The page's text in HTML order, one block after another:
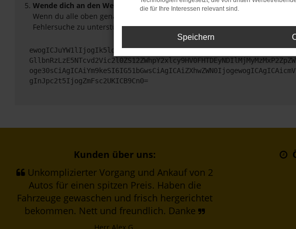
Wende dich an den Webseitenbetreiber.
Wenn du alle oben genannten Schritte versucht hast, kontaktiere uns
Fehlersuche zu unterstützen:
gInJpc2t5IjogZmFsc2UKICB9Cn0=
Kunden über uns:
Unkomplizierter Vorgang und Ankauf von 2
Autos für einen spitzen Preis. Haben die
Fahrzeuge gewaschen und frisch hergerichtet
bekommen. Nett und freundlich. Danke
die für Ihre Interessen relevant sind.
Speichern